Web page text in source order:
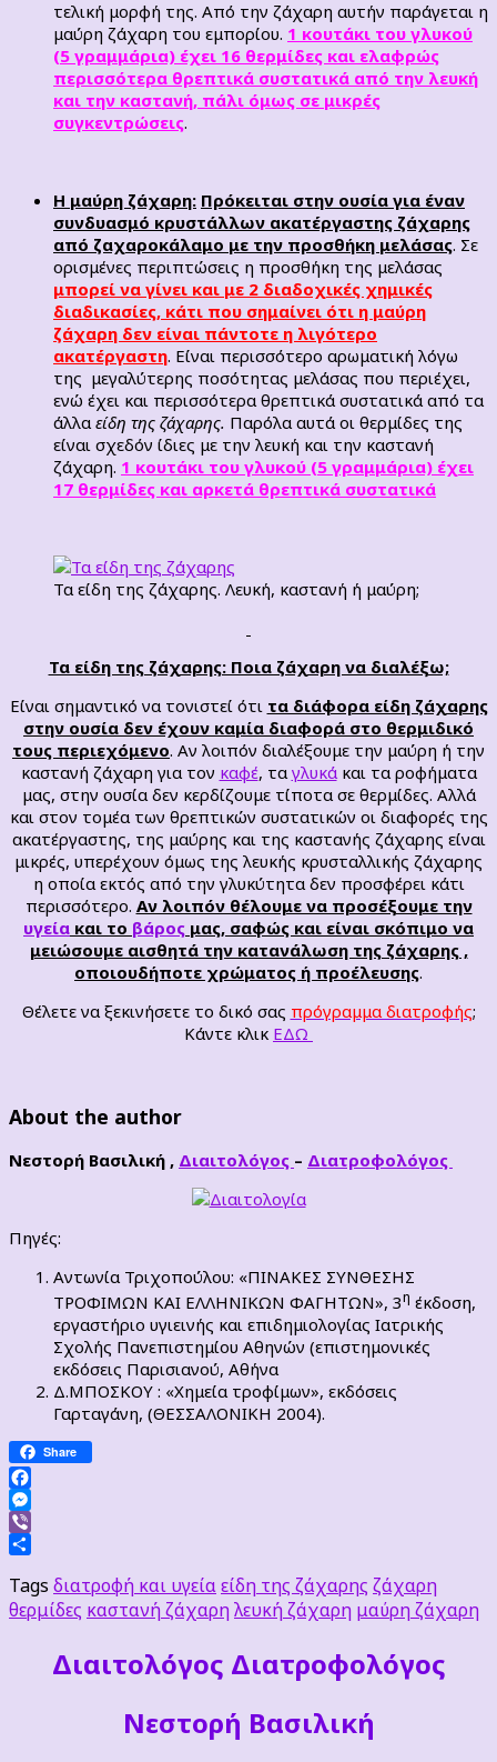
τελική μορφή της. Από την ζάχαρη αυτήν παράγεται η
μαύρη ζάχαρη του εμπορίου. 1 κουτάκι του γλυκού
(5 γραμμάρια) έχει 16 θερμίδες και ελαφρώς
περισσότερα θρεπτικά συστατικά από την λευκή
και την καστανή, πάλι όμως σε μικρές
συγκεντρώσεις.
Η μαύρη ζάχαρη: Πρόκειται στην ουσία για έναν
συνδυασμό κρυστάλλων ακατέργαστης ζάχαρης
από ζαχαροκάλαμο με την προσθήκη μελάσας. Σε
ορισμένες περιπτώσεις η προσθήκη της μελάσας
μπορεί να γίνει και με 2 διαδοχικές χημικές
διαδικασίες, κάτι που σημαίνει ότι η μαύρη
ζάχαρη δεν είναι πάντοτε η λιγότερο
ακατέργαστη. Είναι περισσότερο αρωματική λόγω
της μεγαλύτερης ποσότητας μελάσας που περιέχει,
ενώ έχει και περισσότερα θρεπτικά συστατικά από τα
άλλα είδη της ζάχαρης. Παρόλα αυτά οι θερμίδες της
είναι σχεδόν ίδιες με την λευκή και την καστανή
ζάχαρη. 1 κουτάκι του γλυκού (5 γραμμάρια) έχει
17 θερμίδες και αρκετά θρεπτικά συστατικά
Τα είδη της ζάχαρης. Λευκή, καστανή ή μαύρη;
Τα είδη της ζάχαρης: Ποια ζάχαρη να διαλέξω;
Είναι σημαντικό να τονιστεί ότι τα διάφορα είδη ζάχαρης
στην ουσία δεν έχουν καμία διαφορά στο θερμιδικό
τους περιεχόμενο. Αν λοιπόν διαλέξουμε την μαύρη ή την
καστανή ζάχαρη για τον καφέ, τα γλυκάκαι τα ροφήματα
μας, στην ουσία δεν κερδίζουμε τίποτα σε θερμίδες. Αλλά
και στον τομέα των θρεπτικών συστατικών οι διαφορές της
ακατέργαστης, της μαύρης και της καστανής ζάχαρης είναι
μικρές, υπερέχουν όμως της λευκής κρυσταλλικής ζάχαρης
η οποία εκτός από την γλυκύτητα δεν προσφέρει κάτι
περισσότερο. Αν λοιπόν θέλουμε να προσέξουμε την
υγεία και το βάρος μας, σαφώς και είναι σκόπιμο να
μειώσουμε αισθητά την κατανάλωση της ζάχαρης ,
οποιουδήποτε χρώματος ή προέλευσης.
Θέλετε να ξεκινήσετε το δικό σας πρόγραμμα διατροφής;
Κάντε κλικ ΕΔΩ
About the author
Νεστορή Βασιλική , Διαιτολόγος – Διατροφολόγος
Πηγές:
Αντωνία Τριχοπούλου: «ΠΙΝΑΚΕΣ ΣΥΝΘΕΣΗΣ
ΤΡΟΦΙΜΩΝ ΚΑΙ ΕΛΛΗΝΙΚΩΝ ΦΑΓΗΤΩΝ», 3η έκδοση,
εργαστήριο υγιεινής και επιδημιολογίας Ιατρικής
Σχολής Πανεπιστημίου Αθηνών (επιστημονικές
εκδόσεις Παρισιανού, Αθήνα
Δ.ΜΠΟΣΚΟΥ : «Χημεία τροφίμων», εκδόσεις
Γαρταγάνη, (ΘΕΣΣΑΛΟΝΙΚΗ 2004).
Share
Facebook
Messenger
Viber
Tags διατροφή και υγείαείδη της ζάχαρης ζάχαρη
θερμίδες καστανή ζάχαρηλευκή ζάχαρη μαύρη ζάχαρη
Διαιτoλόγος Διατροφολόγος
Νεστορή Βασιλική